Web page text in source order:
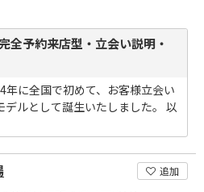
全予約来店型・立会い説明・
年に全国で初めて、お客様立会い
ルとして誕生いたしました。 以
追加